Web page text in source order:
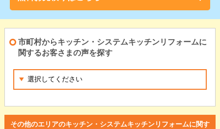
市町村からキッチン・システムキッチンリフォームに
関するお客さまの声を探す
その他のエリアのキッチン・システムキッチンリフォームに関す